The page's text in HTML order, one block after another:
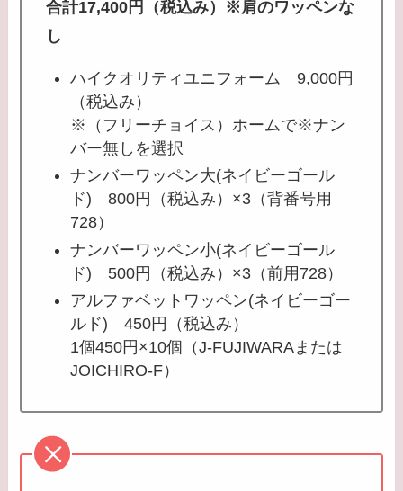
合計17,400円（税込み）※肩のワッペンな
し
ハイクオリティユニフォーム 9,000円
（税込み）
※（フリーチョイス）ホームで※ナン
バー無しを選択
ナンバーワッペン大(ネイビーゴール
ド) 800円（税込み）×3（背番号用
728）
ナンバーワッペン小(ネイビーゴール
ド) 500円（税込み）×3（前用728）
アルファベットワッペン(ネイビーゴー
ルド) 450円（税込み）
1個450円×10個（J-FUJIWARAまたは
JOICHIRO-F）